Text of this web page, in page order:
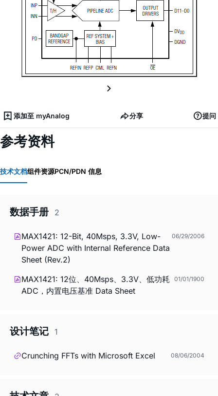
添加至 myAnalog 分享 提问
参考资料
技术文档组件资源PCN/PDN 信息
数据手册 2
MAX1421: 12-Bit, 40Msps, 3.3V, Low-
Power ADC with Internal Reference Data
Sheet (Rev.2)
06/29/2006
MAX1421: 12位、40Msps、3.3V、低功耗
ADC，内置电压基准 Data Sheet
01/01/1900
设计笔记 1
Crunching FFTs with Microsoft Excel 08/06/2004